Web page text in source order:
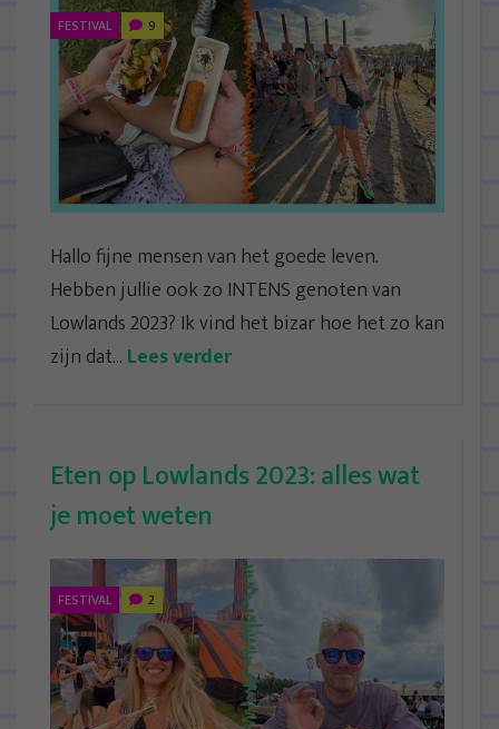
FESTIVAL 9
Hallo fijne mensen van het goede leven.
Hebben jullie ook zo INTENS genoten van
Lowlands 2023? Ik vind het bizar hoe het zo kan
zijn dat... Lees verder
Eten op Lowlands 2023: alles wat
je moet weten
FESTIVAL 2